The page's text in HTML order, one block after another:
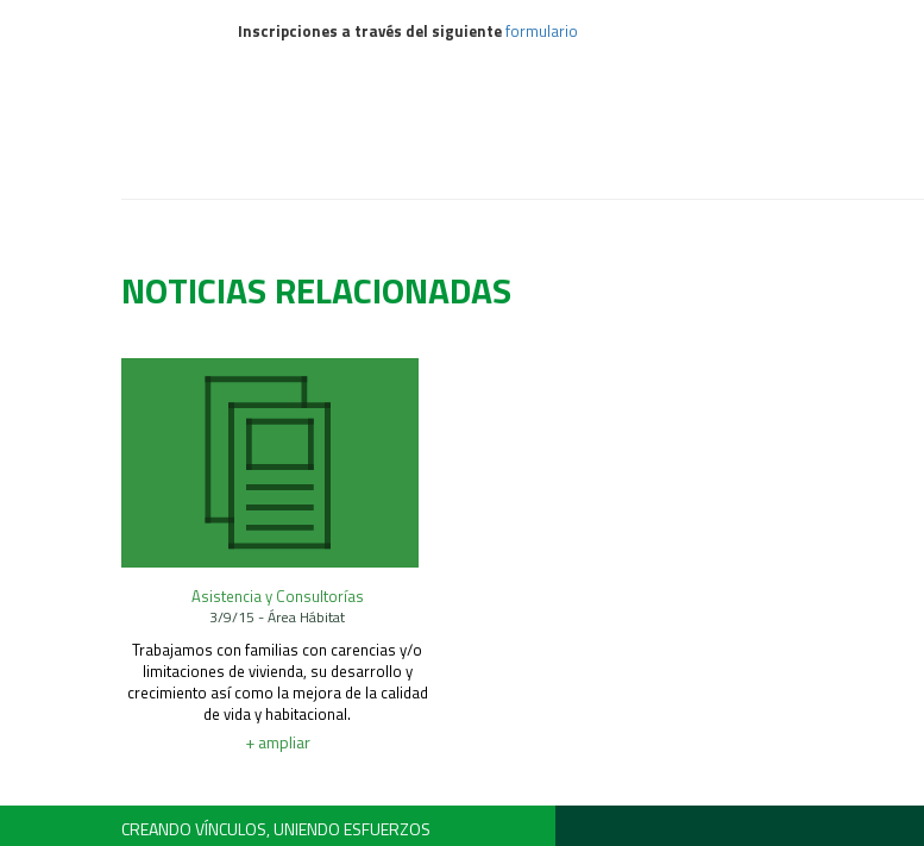
Inscripciones a través del siguienteformulario
NOTICIAS RELACIONADAS
Asistencia y Consultorías
3/9/15 - Área Hábitat
Trabajamos con familias con carencias y/o
limitaciones de vivienda, su desarrollo y
crecimiento así como la mejora de la calidad
de vida y habitacional.
+ ampliar
CREANDO VÍNCULOS, UNIENDO ESFUERZOS